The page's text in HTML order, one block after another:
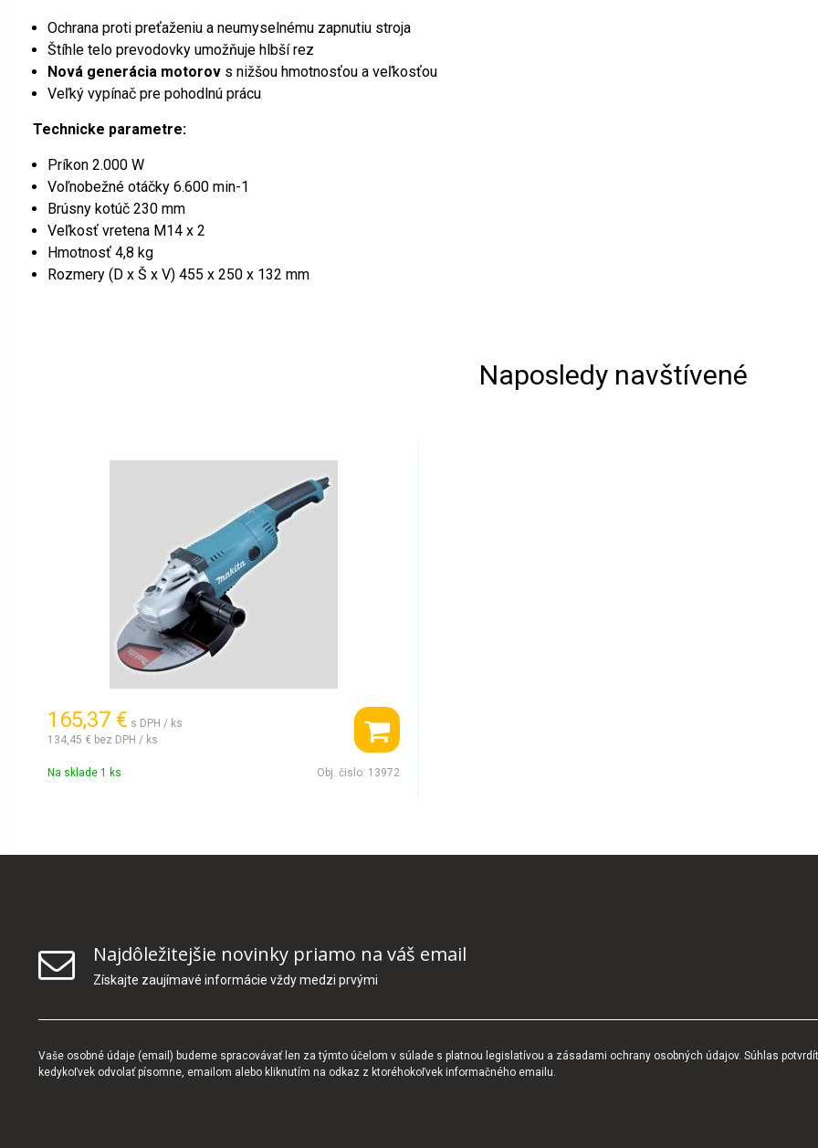
Ochrana proti preťaženiu a neumyselnému zapnutiu stroja
Štíhle telo prevodovky umožňuje hlbší rez
Nová generácia motorov s nižšou hmotnosťou a veľkosťou
Veľký vypínač pre pohodlnú prácu
Technicke parametre:
Príkon 2.000 W
Voľnobežné otáčky 6.600 min-1
Brúsny kotúč 230 mm
Veľkosť vretena M14 x 2
Hmotnosť 4,8 kg
Rozmery (D x Š x V) 455 x 250 x 132 mm
Naposledy navštívené
165,37 € s DPH / ks
134,45 € bez DPH / ks
Na sklade 1 ks Obj. čislo: 13972
Najdôležitejšie novinky priamo na váš email
Získajte zaujímavé informácie vždy medzi prvými
Vaše osobné údaje (email) budeme spracovávať len za týmto účelom v súlade s platnou legislatívou a zásadami ochrany osobných údajov. Súhlas
kedykoľvek odvolať písomne, emailom alebo kliknutím na odkaz z ktoréhokoľvek informačného emailu.